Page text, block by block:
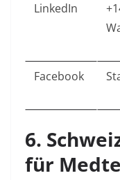
LinkedIn
Facebook
6.
für